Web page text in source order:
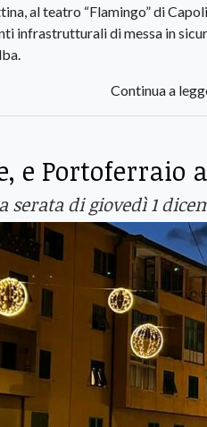
al teatro “Flamingo” di
infrastrutturali di messa in
Continua a
e Portoferraio
serata di giovedì 1